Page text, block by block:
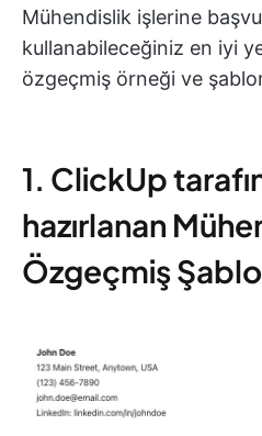
Mühendislik işlerine
kullanabileceğiniz en iyi
özgeçmiş örneği ve
1. ClickUp
hazırlanan
Özgeçmiş